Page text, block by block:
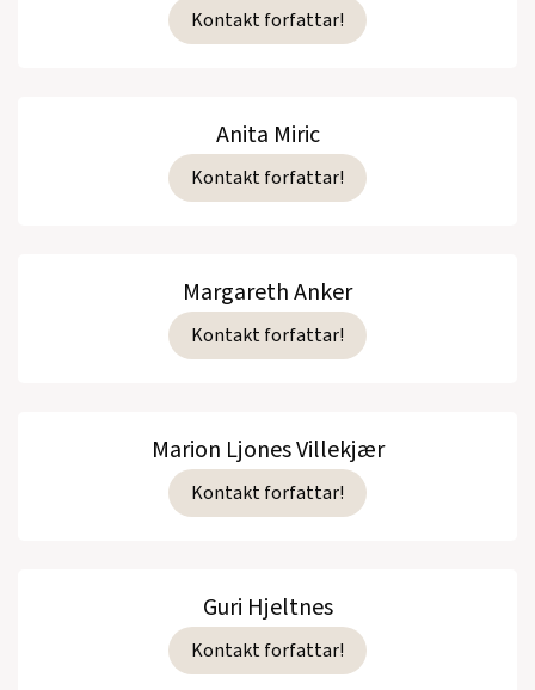
Kontakt forfattar!
Anita Miric
Kontakt forfattar!
Margareth Anker
Kontakt forfattar!
Marion Ljones Villekjær
Kontakt forfattar!
Guri Hjeltnes
Kontakt forfattar!